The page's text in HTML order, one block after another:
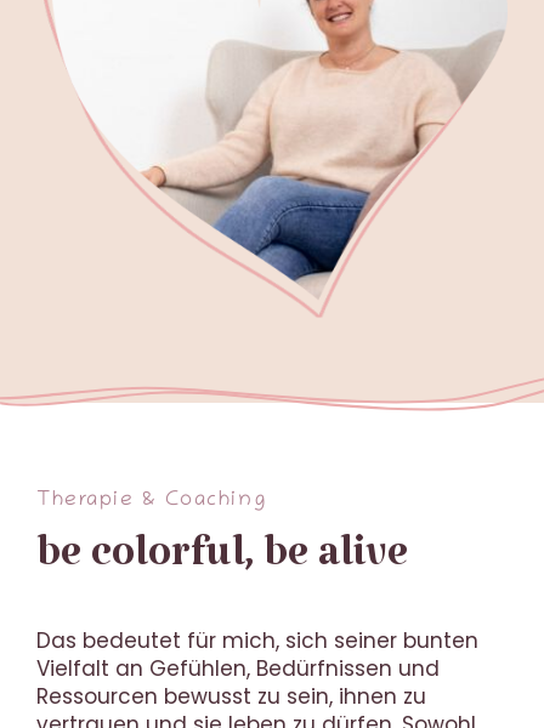
Therapie & Coaching
be colorful, be alive
Das bedeutet für mich, sich seiner bunten
Vielfalt an Gefühlen, Bedürfnissen und
Ressourcen bewusst zu sein, ihnen zu